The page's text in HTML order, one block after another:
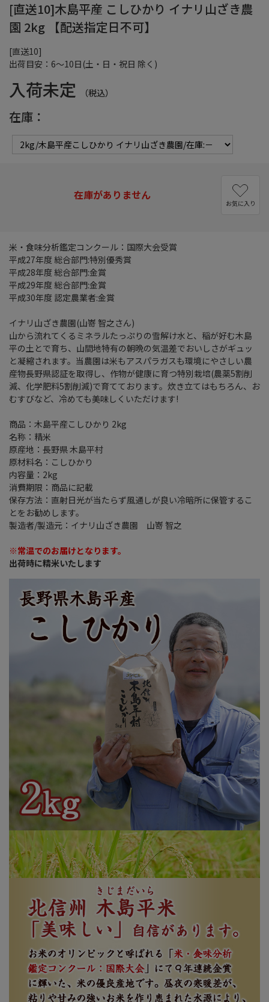
[直送10]
出荷目安：6～10日(土・日・祝日 除く)
[直送10]木島平産 こしひかり イナリ山ざき農
園 2kg 【配送指定日不可】
入荷未定 （税込）
在庫：
在庫がありません
お気に入り
米・食味分析鑑定コンクール：国際大会受賞
平成27年度 総合部門:特別優秀賞
平成28年度 総合部門:金賞
平成29年度 総合部門:金賞
平成30年度 認定農業者:金賞
イナリ山ざき農園(山嵜 智之さん)
山から流れてくるミネラルたっぷりの雪解け水と、稲が好む木島
平の土とで育ち、山間地特有の朝晩の気温差でおいしさがギュッ
と凝縮されます。当農園は米もアスパラガスも環境にやさしい農
産物長野県認証を取得し、作物が健康に育つ特別栽培(農薬5割削
減、化学肥料5割削減)で育てております。炊き立てはもちろん、お
むすびなど、冷めても美味しくいただけます!
商品：木島平産こしひかり 2kg
名称：精米
原産地：長野県 木島平村
原材料名：こしひかり
内容量：2kg
消費期限：商品に記載
保存方法：直射日光が当たらず風通しが良い冷暗所に保管するこ
とをお勧めします。
製造者/製造元：イナリ山ざき農園 山嵜 智之
※常温でのお届けとなります。
出荷時に精米いたします